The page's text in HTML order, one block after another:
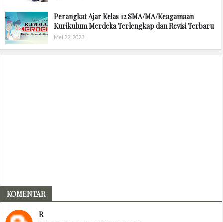
Perangkat Ajar Kelas 12 SMA/MA/Keagamaan
Kurikulum Merdeka Terlengkap dan Revisi Terbaru
Mei 22, 2023
KOMENTAR
R